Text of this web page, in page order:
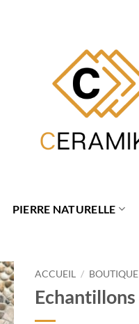
PIERRE NATURELLE
ACCUEIL / BOUTIQUE
Echantillons